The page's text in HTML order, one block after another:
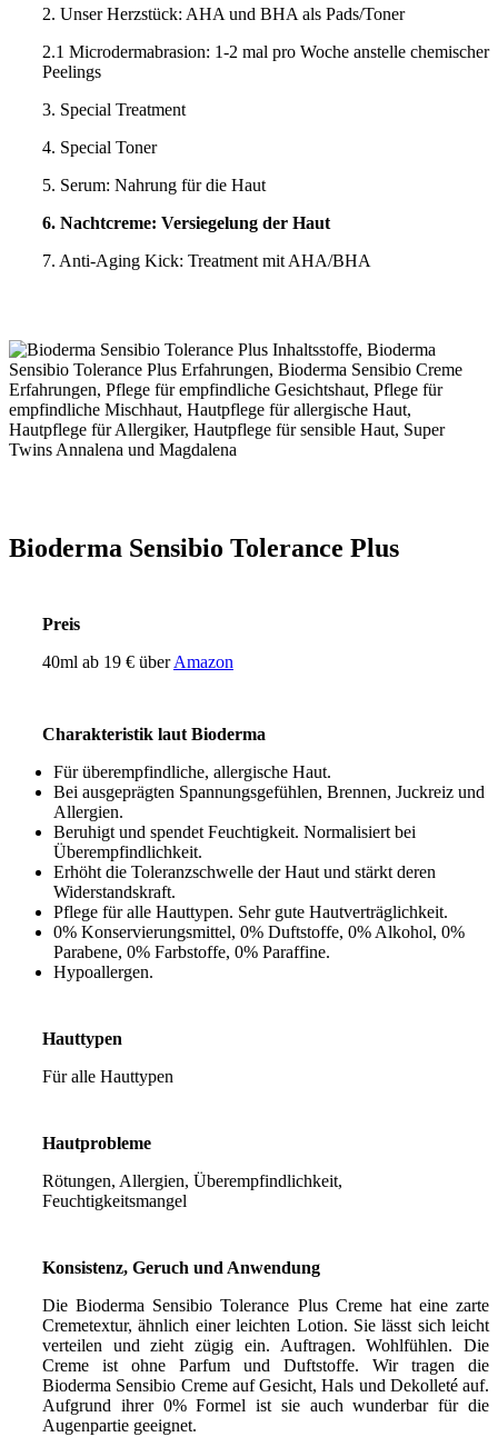
2. Unser Herzstück: AHA und BHA als Pads/Toner
2.1 Microdermabrasion: 1-2 mal pro Woche anstelle chemischer
Peelings
3. Special Treatment
4. Special Toner
5. Serum: Nahrung für die Haut
6. Nachtcreme: Versiegelung der Haut
7. Anti-Aging Kick: Treatment mit AHA/BHA
Bioderma Sensibio Tolerance Plus
Preis
40ml ab 19 € überAmazon
Charakteristik laut Bioderma
Für überempfindliche, allergische Haut.
Bei ausgeprägten Spannungsgefühlen, Brennen, Juckreiz und
Allergien.
Beruhigt und spendet Feuchtigkeit. Normalisiert bei
Überempfindlichkeit.
Erhöht die Toleranzschwelle der Haut und stärkt deren
Widerstandskraft.
Pflege für alle Hauttypen. Sehr gute Hautverträglichkeit.
0% Konservierungsmittel, 0% Duftstoffe, 0% Alkohol, 0%
Parabene, 0% Farbstoffe, 0% Paraffine.
Hypoallergen.
Hauttypen
Für alle Hauttypen
Hautprobleme
Rötungen, Allergien, Überempfindlichkeit,
Feuchtigkeitsmangel
Konsistenz, Geruch und Anwendung
Die Bioderma Sensibio Tolerance Plus Creme hat eine zarte
Cremetextur, ähnlich einer leichten Lotion. Sie lässt sich leicht
verteilen und zieht zügig ein. Auftragen. Wohlfühlen. Die
Creme ist ohne Parfum und Duftstoffe. Wir tragen die
Bioderma Sensibio Creme auf Gesicht, Hals und Dekolleté auf.
Aufgrund ihrer 0% Formel ist sie auch wunderbar für die
Augenpartie geeignet.